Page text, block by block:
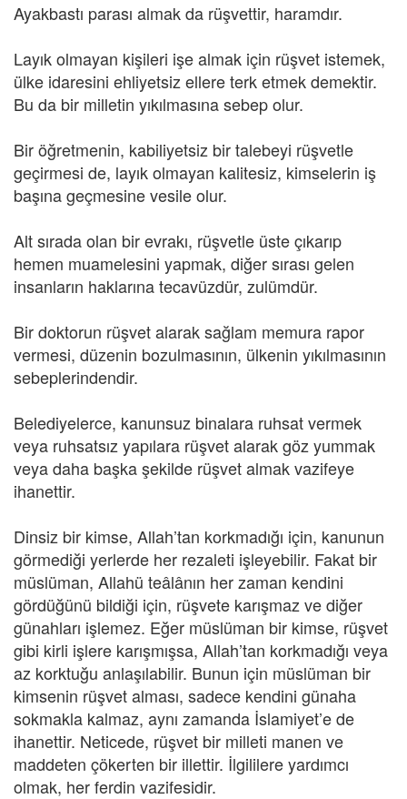
Ayakbastı parası almak da rüşvettir, haramdır.
Layık olmayan kişileri işe almak için rüşvet istemek,
ülke idaresini ehliyetsiz ellere terk etmek demektir.
Bu da bir milletin yıkılmasına sebep olur.
Bir öğretmenin, kabiliyetsiz bir talebeyi rüşvetle
geçirmesi de, layık olmayan kalitesiz, kimselerin iş
başına geçmesine vesile olur.
Alt sırada olan bir evrakı, rüşvetle üste çıkarıp
hemen muamelesini yapmak, diğer sırası gelen
insanların haklarına tecavüzdür, zulümdür.
Bir doktorun rüşvet alarak sağlam memura rapor
vermesi, düzenin bozulmasının, ülkenin yıkılmasının
sebeplerindendir.
Belediyelerce, kanunsuz binalara ruhsat vermek
veya ruhsatsız yapılara rüşvet alarak göz yummak
veya daha başka şekilde rüşvet almak vazifeye
ihanettir.
Dinsiz bir kimse, Allah’tan korkmadığı için, kanunun
görmediği yerlerde her rezaleti işleyebilir. Fakat bir
müslüman, Allahü teâlânın her zaman kendini
gördüğünü bildiği için, rüşvete karışmaz ve diğer
günahları işlemez. Eğer müslüman bir kimse, rüşvet
gibi kirli işlere karışmışsa, Allah’tan korkmadığı veya
az korktuğu anlaşılabilir. Bunun için müslüman bir
kimsenin rüşvet alması, sadece kendini günaha
sokmakla kalmaz, aynı zamanda İslamiyet’e de
ihanettir. Neticede, rüşvet bir milleti manen ve
maddeten çökerten bir illettir. İlgililere yardımcı
olmak, her ferdin vazifesidir.